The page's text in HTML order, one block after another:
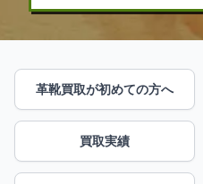
革靴買取が初めての方へ
買取実績